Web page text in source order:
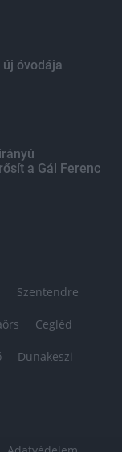
új óvodája
a Gál Ferenc
Szentendre
Cegléd
Dunakeszi